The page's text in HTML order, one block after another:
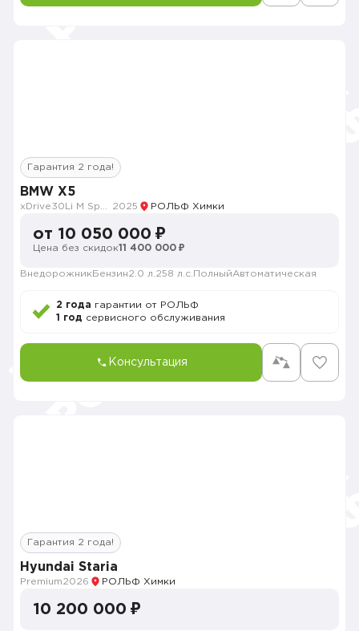
Гарантия 2 года!
BMW X5
2025 РОЛЬФ Химки
от 10 050 000 ₽
Цена без скидок11 400 000 ₽
Внедорожник Бензин2.0 л. 258 л.с. ПолныйАвтоматическая
2 года гарантии от РОЛЬФ
1 год сервисного обслуживания
Консультация
Гарантия 2 года!
Hyundai Staria
Premium2026 РОЛЬФ Химки
10 200 000 ₽